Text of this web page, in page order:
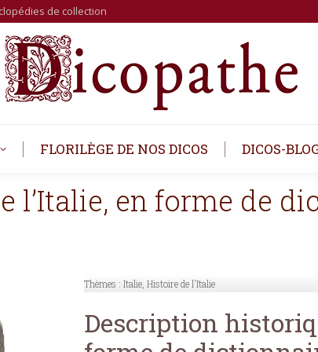
de collection
FLORILÈGE DE NOS DICOS DICOS-
l’Italie, en forme de
Thèmes : Italie, Histoire de l'Italie
Description